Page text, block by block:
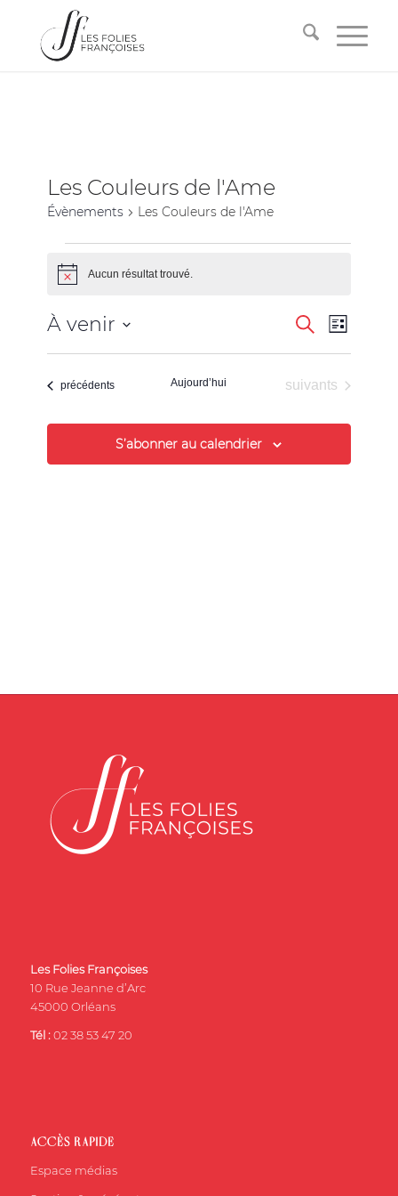
Les Couleurs de l'Ame
Évènements Les Couleurs de l'Ame
NoticeAucun résultat trouvé.
Recherche
et
navigation
vues
Recherche
vues
Liste
À venir
date.Évènements
précédents Aujourd’hui Évènements
suivants
S’abonner au calendrier
Les Folies Françoises
10 Rue Jeanne d’Arc
45000 Orléans
Tél : 02 38 53 47 20
ACCÈS RAPIDE
Espace médias